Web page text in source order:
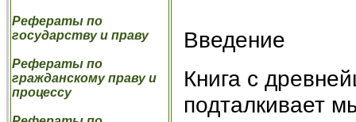
Рефераты по
государству и праву
Рефераты по
гражданскому праву и
процессу
Введение
Книга с
подталкивает